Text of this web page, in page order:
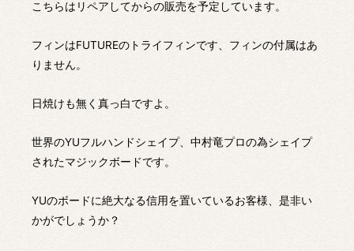
こちらはリペアしてからの販売を予定しています。
フィンはFUTUREのトライフィンです、フィンの付属はあ
りません。
日焼けも無く真っ白ですよ。
世界のYUフルハンドシェイプ、中村竜プロの為シェイプ
されたマジックボードです。
YUのボードに絶大なる信用を置いているお客様、是非い
かがでしょうか？